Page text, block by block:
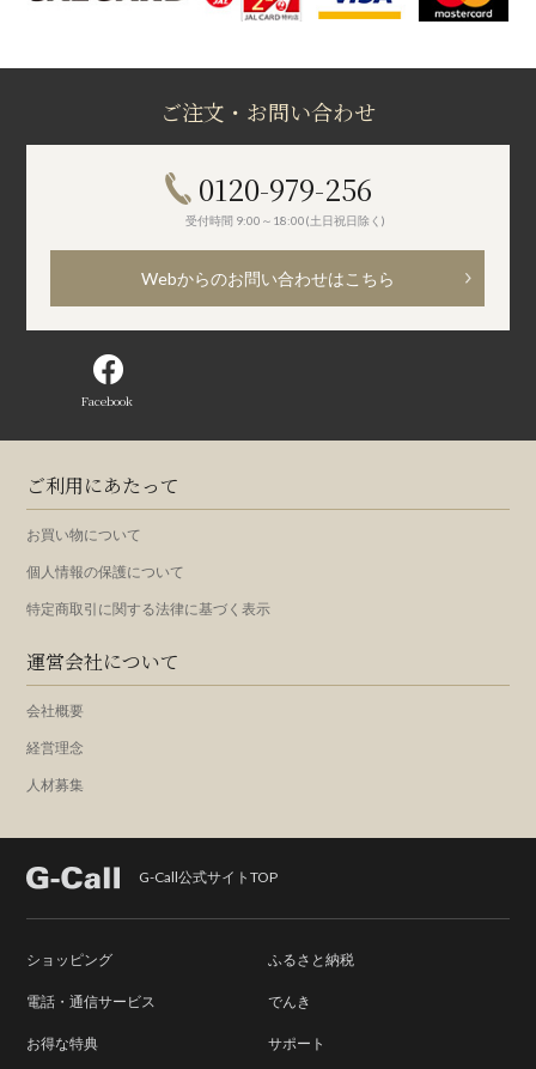
ご注文・お問い合わせ
0120-979-256
受付時間 9:00～18:00(土日祝日除く)
Webからのお問い合わせはこちら
Facebook
ご利用にあたって
お買い物について
個人情報の保護について
特定商取引に関する法律に基づく表示
運営会社について
会社概要
経営理念
人材募集
G-Call公式サイトTOP
ショッピング ふるさと納税
電話・通信サービス でんき
お得な特典 サポート